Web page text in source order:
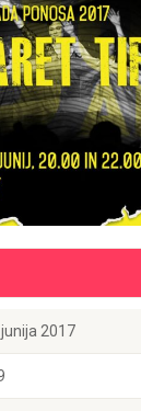
junija 2017